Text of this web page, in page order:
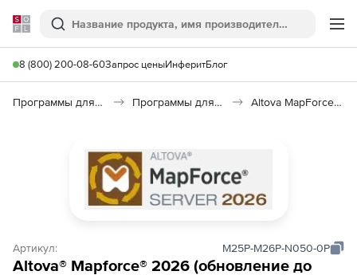
Softline
Поиск
8 (800) 200-08-60Запрос ценыИнферитБлог
Программы для программирования Программы для работы с базами данных Altova MapForce 2026
Артикул: M25P-M26P-N050-0P
Altova® Mapforce® 2026 (обновление до